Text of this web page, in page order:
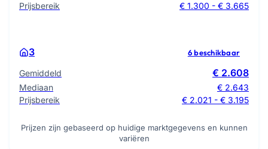
Prijsbereik
€ 1.300 - € 3.665
3 6 beschikbaar
Gemiddeld € 2.608
Mediaan
€ 2.643
Prijsbereik
€ 2.021 - € 3.195
Prijzen zijn gebaseerd op huidige marktgegevens en kunnen
variëren